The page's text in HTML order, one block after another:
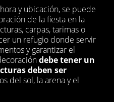
y ubicación, se puede
de la fiesta en la
carpas, tarimas o
un refugio donde servir
y garantizar el
debe tener un
deben ser
del sol, la arena y el